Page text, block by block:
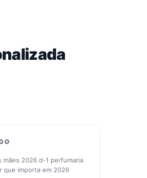
mães 2026 d-1 perfumaria
que importa em 2026